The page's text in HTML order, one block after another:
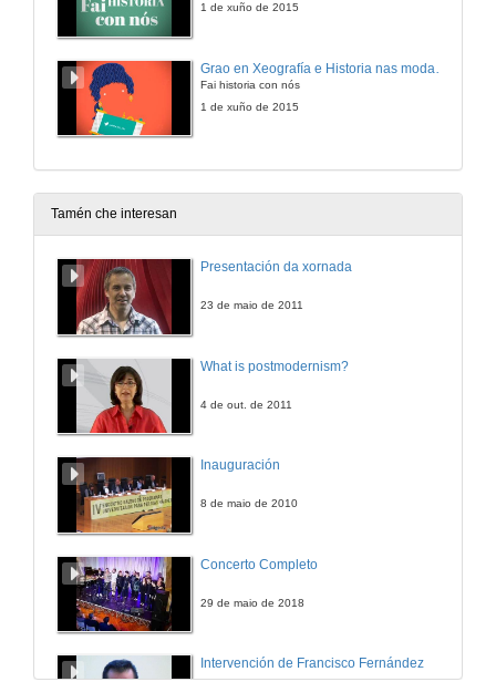
1 de xuño de 2015
Fai historia con nós
1 de xuño de 2015
Tamén che interesan
Presentación da xornada
23 de maio de 2011
What is postmodernism?
4 de out. de 2011
Inauguración
8 de maio de 2010
Concerto Completo
29 de maio de 2018
Intervención de Francisco Fernández